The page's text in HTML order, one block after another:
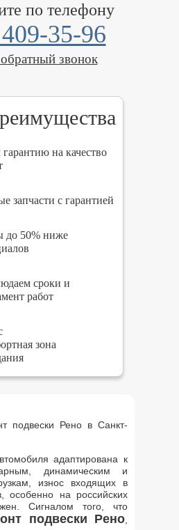
по телефону
35-96
обратный звонок
на качество
запчасти с гарантией
до 50% ниже
сроки и
работ
зона
подвески Рено в Санкт-
адаптирована к
динамическим и
износ входящих в
особенно на российских
Сигналом того, что
подвески Рено